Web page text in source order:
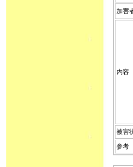
加害
内容
被害
参考